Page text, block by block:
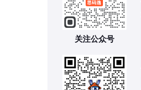
关注公众号